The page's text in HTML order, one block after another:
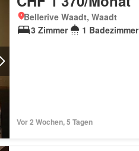
Bellerive Waadt, Waadt
3 Zimmer
1 Badezimmer
Vor 2 Wochen, 5 Tagen